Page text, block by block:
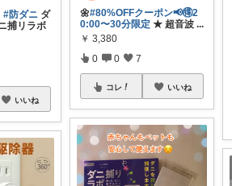
#防ダニ ダ
捕リラボ
いいね
🌼#80%OFFクーポン📢🉐2
0:00〜30分限定 ★ 超音波 ...
￥ 3,380
0 0 7
コレ いいね